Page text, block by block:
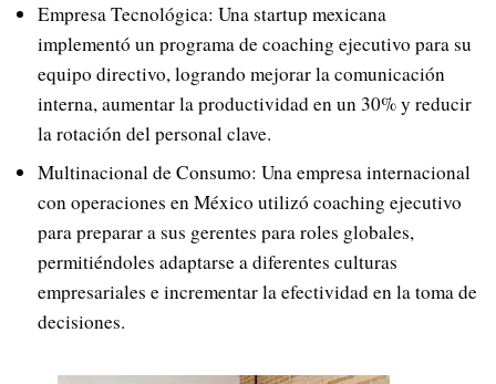
Empresa Tecnológica: Una startup mexicana
implementó un programa de coaching ejecutivo para su
equipo directivo, logrando mejorar la comunicación
interna, aumentar la productividad en un 30% y reducir
la rotación del personal clave.
Multinacional de Consumo: Una empresa internacional
con operaciones en México utilizó coaching ejecutivo
para preparar a sus gerentes para roles globales,
permitiéndoles adaptarse a diferentes culturas
empresariales e incrementar la efectividad en la toma de
decisiones.